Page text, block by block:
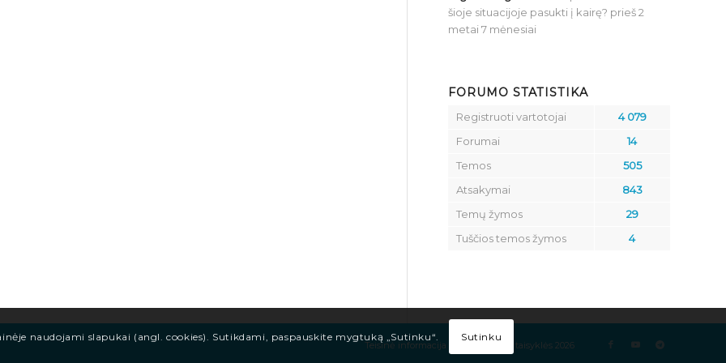
šioje situacijoje pasukti į kairę? prieš 2
metai 7 mėnesiai
FORUMO STATISTIKA
Registruoti vartotojai
4 079
Forumai
14
Temos
505
Atsakymai
843
Temų žymos
29
Tuščios temos žymos
4
Teisinė informacija Kelių eismo taisyklės 2026
naudojami slapukai (angl. cookies). Sutikdami, paspauskite mygtuką „Sutinku“. Sutinku